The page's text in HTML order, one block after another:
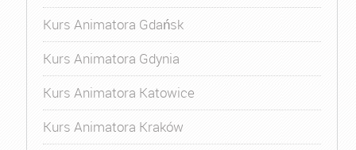
Kurs Animatora Gdańsk
Kurs Animatora Gdynia
Kurs Animatora Katowice
Kurs Animatora Kraków